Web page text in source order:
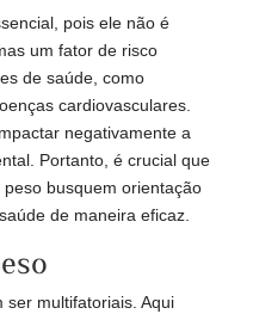
pois ele não é
um fator de risco
de saúde, como
cardiovasculares.
negativamente a
Portanto, é crucial que
busquem orientação
de maneira eficaz.
ser multifatoriais. Aqui